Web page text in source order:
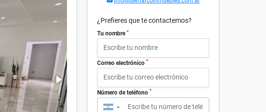
¿Prefieres que te contactemos?
Tu nombre *
Correo electrónico *
Número de teléfono *
▼